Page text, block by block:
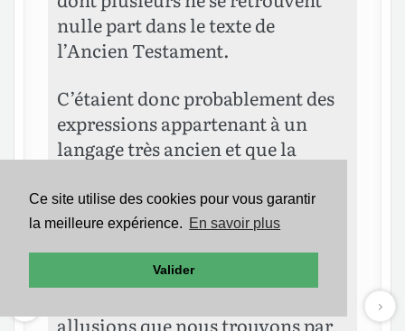
Ce site utilise des cookies pour vous garantir
la meilleure expérience. En savoir plus
Valider
nulle part dans le texte de
l’Ancien Testament.
C’étaient donc probablement des
expressions appartenant à un
langage très ancien et que la
conservées, en explication des
noms des pères des douze tribus.
Peut-être la tradition variait-elle
parfois dans l’interprétation des
allusions que nous trouvons par